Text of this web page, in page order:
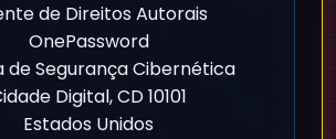
de Direitos Autorais
OnePassword
de Segurança Cibernética
Digital, CD 10101
Estados Unidos